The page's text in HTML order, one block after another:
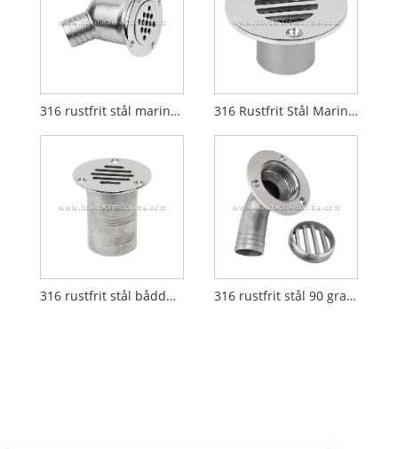
316 rustfrit stål marinedæksdrænspyd med kugle 316 Rustfrit Stål Marine Deck Drain Scupper
316 rustfrit stål båddæks afløbsspyd 316 rustfrit stål 90 graders aftagelig afløbsspyd til marinedæk